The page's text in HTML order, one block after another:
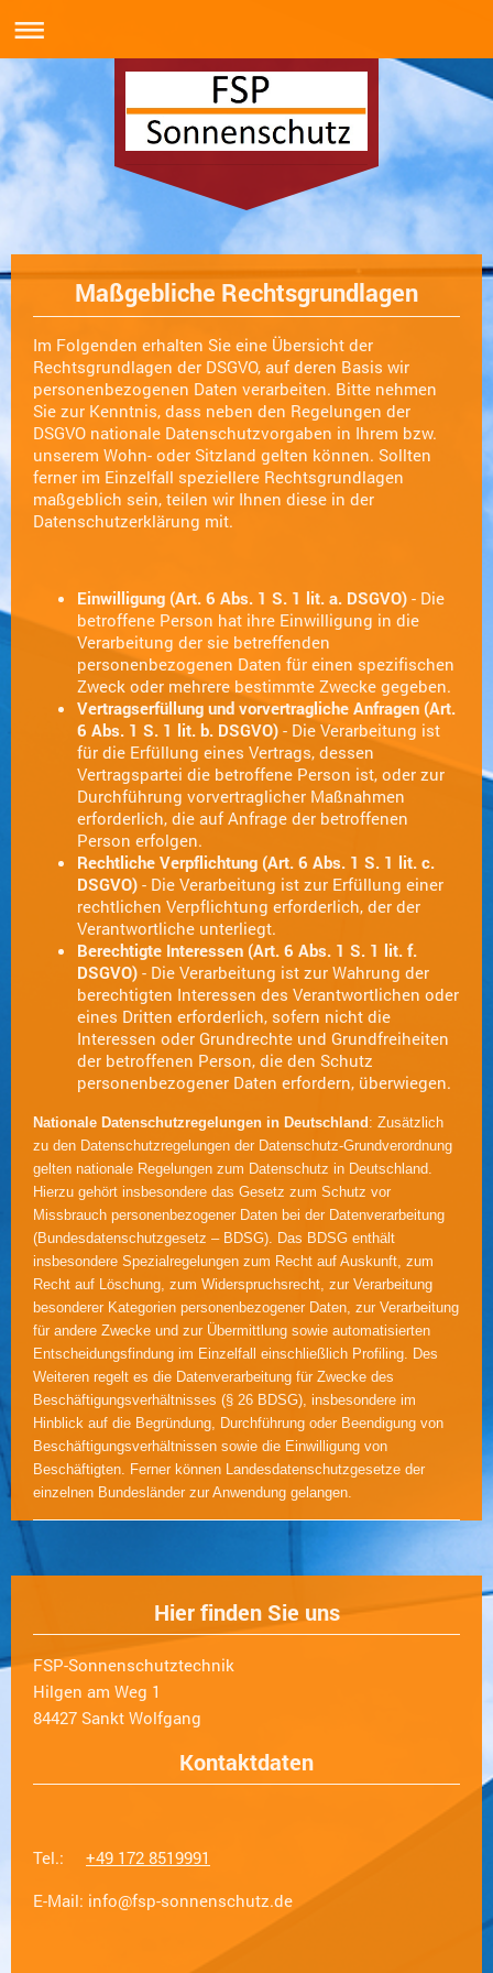
Maßgebliche Rechtsgrundlagen
Im Folgenden erhalten Sie eine Übersicht der
Rechtsgrundlagen der DSGVO, auf deren Basis wir
personenbezogenen Daten verarbeiten. Bitte nehmen
Sie zur Kenntnis, dass neben den Regelungen der
DSGVO nationale Datenschutzvorgaben in Ihrem bzw.
unserem Wohn- oder Sitzland gelten können. Sollten
ferner im Einzelfall speziellere Rechtsgrundlagen
maßgeblich sein, teilen wir Ihnen diese in der
Datenschutzerklärung mit.
Einwilligung (Art. 6 Abs. 1 S. 1 lit. a. DSGVO) - Die
betroffene Person hat ihre Einwilligung in die
Verarbeitung der sie betreffenden
personenbezogenen Daten für einen spezifischen
Zweck oder mehrere bestimmte Zwecke gegeben.
Vertragserfüllung und vorvertragliche Anfragen (Art.
6 Abs. 1 S. 1 lit. b. DSGVO) - Die Verarbeitung ist
für die Erfüllung eines Vertrags, dessen
Vertragspartei die betroffene Person ist, oder zur
Durchführung vorvertraglicher Maßnahmen
erforderlich, die auf Anfrage der betroffenen
Person erfolgen.
Rechtliche Verpflichtung (Art. 6 Abs. 1 S. 1 lit. c.
DSGVO) - Die Verarbeitung ist zur Erfüllung einer
rechtlichen Verpflichtung erforderlich, der der
Verantwortliche unterliegt.
Berechtigte Interessen (Art. 6 Abs. 1 S. 1 lit. f.
DSGVO) - Die Verarbeitung ist zur Wahrung der
berechtigten Interessen des Verantwortlichen oder
eines Dritten erforderlich, sofern nicht die
Interessen oder Grundrechte und Grundfreiheiten
der betroffenen Person, die den Schutz
personenbezogener Daten erfordern, überwiegen.
Nationale Datenschutzregelungen in Deutschland: Zusätzlich
zu den Datenschutzregelungen der Datenschutz-Grundverordnung
gelten nationale Regelungen zum Datenschutz in Deutschland.
Hierzu gehört insbesondere das Gesetz zum Schutz vor
Missbrauch personenbezogener Daten bei der Datenverarbeitung
(Bundesdatenschutzgesetz – BDSG). Das BDSG enthält
insbesondere Spezialregelungen zum Recht auf Auskunft, zum
Recht auf Löschung, zum Widerspruchsrecht, zur Verarbeitung
besonderer Kategorien personenbezogener Daten, zur Verarbeitung
für andere Zwecke und zur Übermittlung sowie automatisierten
Entscheidungsfindung im Einzelfall einschließlich Profiling. Des
Weiteren regelt es die Datenverarbeitung für Zwecke des
Beschäftigungsverhältnisses (§ 26 BDSG), insbesondere im
Hinblick auf die Begründung, Durchführung oder Beendigung von
Beschäftigungsverhältnissen sowie die Einwilligung von
Beschäftigten. Ferner können Landesdatenschutzgesetze der
einzelnen Bundesländer zur Anwendung gelangen.
Hier finden Sie uns
FSP-Sonnenschutztechnik
Hilgen am Weg 1
84427 Sankt Wolfgang
Kontaktdaten
Tel.: +49 172 8519991
E-Mail: info@fsp-sonnenschutz.de